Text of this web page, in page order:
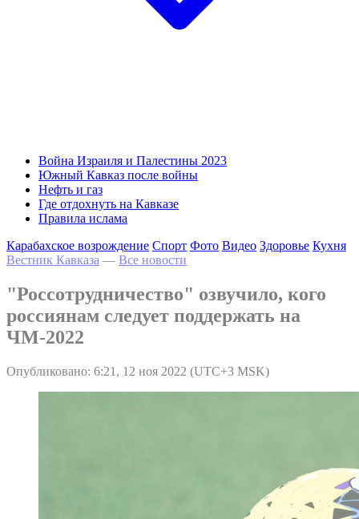
Война Израиля и Палестины 2023
Южный Кавказ после войны
Нефть и газ
Где отдохнуть на Кавказе
Правила ислама
Карабахское возрождение Спорт Фото Видео Здоровье Кухня
Вестник Кавказа — Все новости
"Россотрудничество" озвучило, кого
россиянам следует поддержать на
ЧМ-2022
Опубликовано: 6:21, 12 ноя 2022 (UTC+3 MSK)